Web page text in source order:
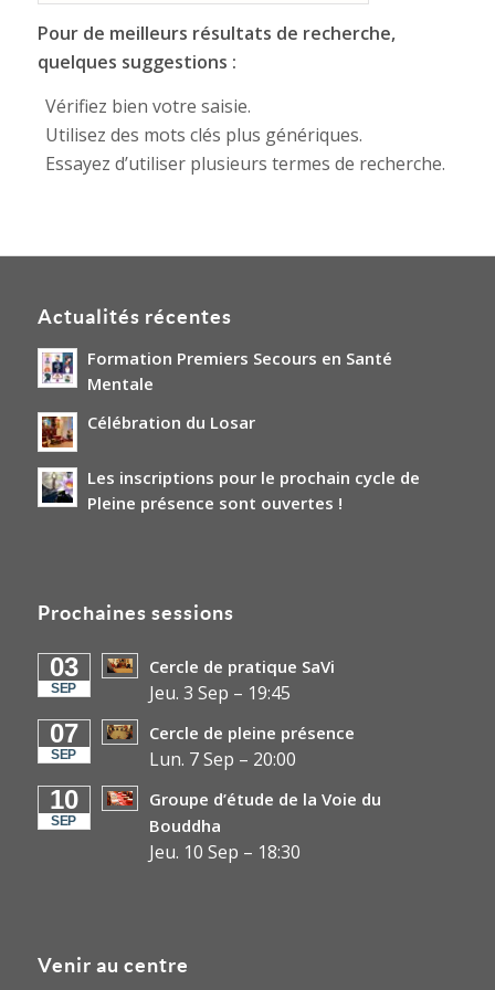
Pour de meilleurs résultats de recherche,
quelques suggestions :
Vérifiez bien votre saisie.
Utilisez des mots clés plus génériques.
Essayez d’utiliser plusieurs termes de recherche.
Actualités récentes
Formation Premiers Secours en Santé
Mentale
Célébration du Losar
Les inscriptions pour le prochain cycle de
Pleine présence sont ouvertes !
Prochaines sessions
03
SEP
Cercle de pratique SaVi
Jeu. 3 Sep – 19:45
07
SEP
Cercle de pleine présence
Lun. 7 Sep – 20:00
10
SEP
Groupe d’étude de la Voie du
Bouddha
Jeu. 10 Sep – 18:30
Venir au centre